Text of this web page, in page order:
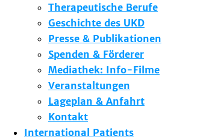
Therapeutische Berufe
Geschichte des UKD
Presse & Publikationen
Spenden & Förderer
Mediathek: Info-Filme
Veranstaltungen
Lageplan & Anfahrt
Kontakt
International Patients